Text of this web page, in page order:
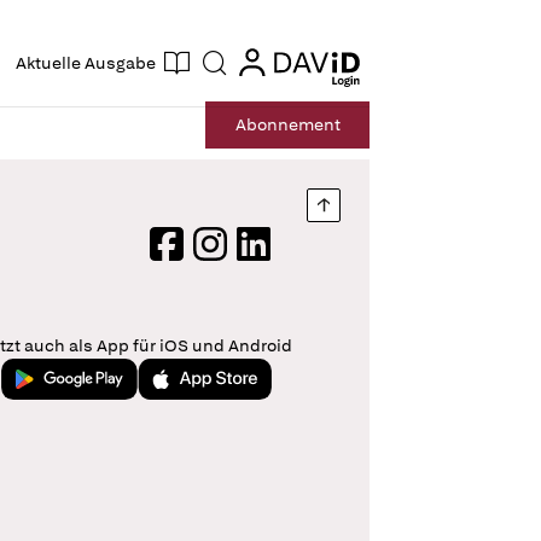
Aktuelle Ausgabe Suche login
login
Abonnement
Nach oben springen
FacebookInstagram
LinkedIn
auch als App für iOS und Android
Jetzt bei Google PlayLaden im App Store